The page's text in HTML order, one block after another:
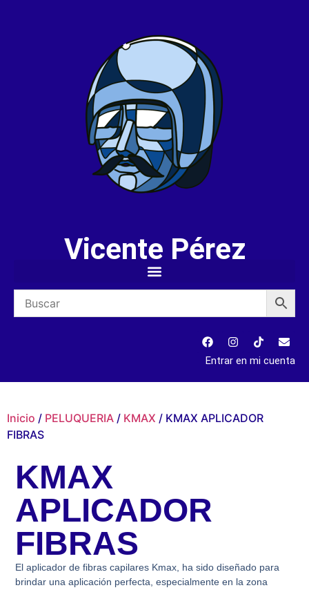
Vicente Pérez
Entrar en mi cuenta
Inicio / PELUQUERIA / KMAX / KMAX APLICADOR
FIBRAS
KMAX
APLICADOR
FIBRAS
El aplicador de fibras capilares Kmax, ha sido diseñado para
brindar una aplicación perfecta, especialmente en la zona